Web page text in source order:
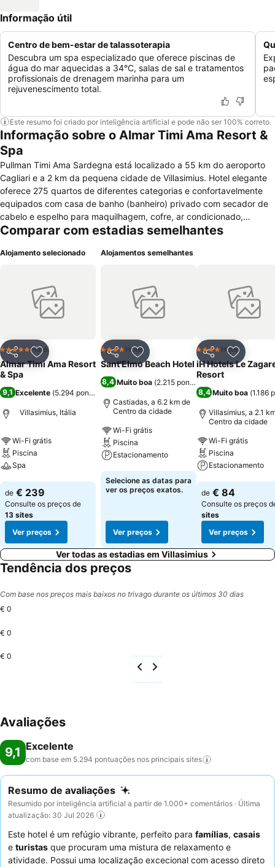
Informação útil
Centro de bem-estar de talassoterapia
Descubra um spa especializado que oferece piscinas de
água do mar aquecidas a 34°C, salas de sal e tratamentos
profissionais de drenagem marinha para um
rejuvenescimento total.
Este resumo foi criado por inteligência artificial e pode não ser 100% correto.
Informação sobre o Almar Timi Ama Resort &
Spa
Pullman Timi Ama Sardegna está localizado a 55 km do aeroporto
Cagliari e a 2 km da pequena cidade de Villasimius. Hotel elegante
oferece 275 quartos de diferentes categorias e confortavelmente
equipados com casa de banho (banheiro) privado com secador de
cabelo e espelho para maquilhagem, cofre, ar condicionado,
telefone directo, televisão via satélite, frigobar, internet Wi-Fi, rádio
com charme tradicional e vários serviços, como uma recepção 24
comuns, serviço de concierge, ar condicionado nas áreas públicas,
serviço de lavandaria, sala de reuniões e conferências equipadas,
bar, restaurante com cozinha internacional, solário, academia de
de estacionamento externo.
Comparar com estadias semelhantes
Alojamento selecionado
PartilharAdicionar aos favoritos
5 EstrelasHotel
Almar Timi Ama Resort
& Spa
9,1 Excelente (5.294 pontuações
Villasimius, Itália
Wi-Fi grátis
Piscina
Spa
Ver preços
de € 239
Consulte os preços de
13 sites
Ver preços
Alojamentos semelhantes
PartilharAdicionar aos favoritos
4 EstrelasHotel
Sant'Elmo Beach Hotel
8,4 Muito boa (2.215 pontuações
Castiadas, a 6.2 km de
Centro da cidade
Wi-Fi grátis
Piscina
Estacionamento
Ver preços
Selecione as datas para
ver os preços exatos.
Ver preços
Partilhar
4 EstrelasHotel
iH Hotels Le
Resort
8,4 Muito boa (1.186
Villasimius, a 2.1
Centro da cidade
Wi-Fi grátis
Piscina
Estacionamento
Ver preços
de € 84
Consulte os preços
sites
Ver preços
Ver todas as estadias em Villasimius
Tendência dos preços
Com base nos preços mais baixos no trivago durante os últimos 30 dias
€ 0
€ 0
€ 0
Avaliações
9,1 Excelente
com base em 5.294 pontuações nos principais sites
Resumo de avaliações
Resumido por inteligência artificial a partir de 1.000+ comentários · Última
atualização: 30 Jul 2026
Este hotel é um refúgio vibrante, perfeito para famílias, casais
e turistas que procuram uma mistura de relaxamento e
atividade. Possui uma localização excecional com acesso direto